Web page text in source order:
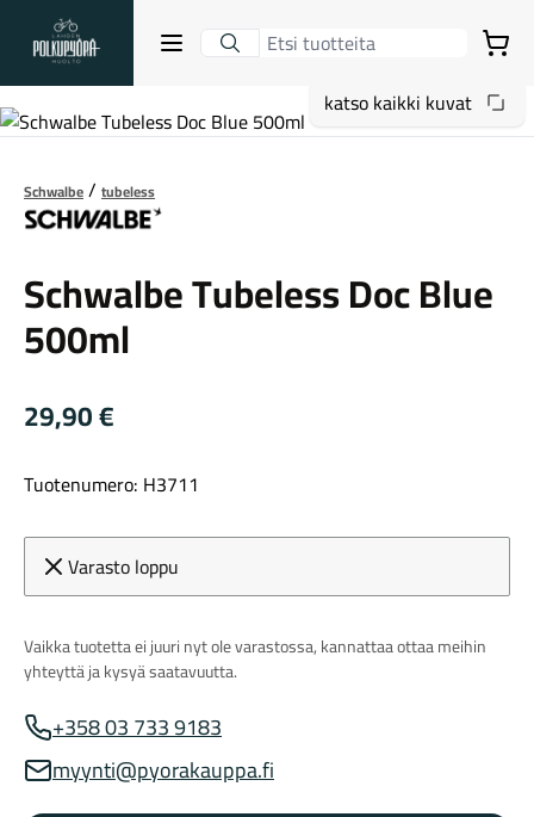
Lahden Polkupyörähuolto - etusivulle
Avaa sulje valikko
Hakutulokset
Gravel-pyörät
Maastosähköpyörät
Ostoskori
katso kaikki kuvat
Schwalbe tubeless
Schwalbe Tubeless Doc Blue
500ml
29,90€
Tuotenumero: H3711
Varasto loppu
Vaikka tuotetta ei juuri nyt ole varastossa, kannattaa ottaa meihin
yhteyttä ja kysyä saatavuutta.
Myynnin puhelinnumero
+358 03 733 9183
Myynnin sähköposti
myynti@pyorakauppa.fi